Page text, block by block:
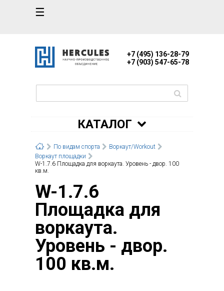
☰
+7 (495) 136-28-79
+7 (903) 547-65-78
КАТАЛОГ
По видам спорта
Воркаут/Workout
Воркаут площадки
W-1.7.6 Площадка для воркаута. Уровень - двор. 100
кв.м.
W-1.7.6
Площадка для
воркаута.
Уровень - двор.
100 кв.м.